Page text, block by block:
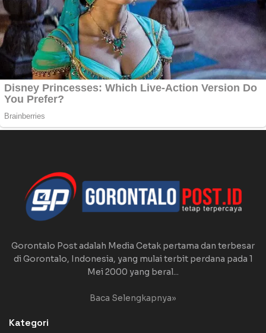
Gorontalo Post adalah Media Cetak pertama dan terbesar
di Gorontalo, Indonesia, yang mulai terbit perdana pada 1
Mei 2000 yang beral...
Baca Selengkapnya»
Kategori